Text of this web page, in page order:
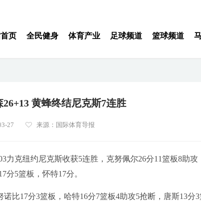
页 全民健身 体育产业 足球频道 篮球频道
黄蜂终结尼克斯7连胜
27 来源：国际体育导报
克纽约尼克斯收获5连胜，克努佩尔26分11篮板8助攻
分5篮板，怀特17分。
17分3篮板，哈特16分7篮板4助攻5抢断，唐斯13分3